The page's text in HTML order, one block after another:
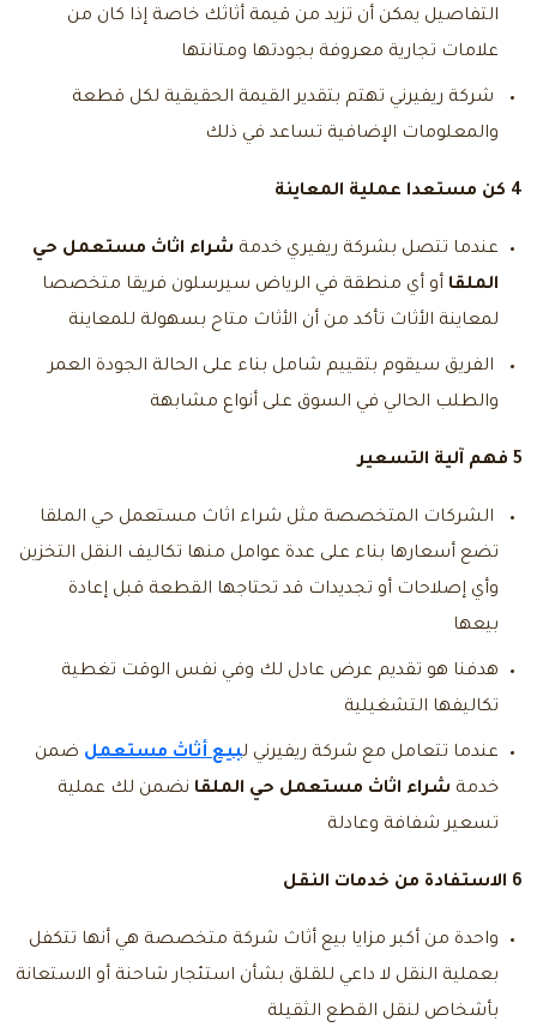
التفاصيل يمكن أن تزيد من قيمة أثاثك خاصة إذا كان من
علامات تجارية معروفة بجودتها ومتانتها
شركة ريفيرني تهتم بتقدير القيمة الحقيقية لكل قطعة
والمعلومات الإضافية تساعد في ذلك
4 كن مستعدا عملية المعاينة
عندما تتصل بشركة ريفيري خدمة شراء اثاث مستعمل حي
الملقا أو أي منطقة في الرياض سيرسلون فريقا متخصصا
لمعاينة الأثاث تأكد من أن الأثاث متاح بسهولة للمعاينة
الفريق سيقوم بتقييم شامل بناء على الحالة الجودة العمر
والطلب الحالي في السوق على أنواع مشابهة
5 فهم آلية التسعير
الشركات المتخصصة مثل شراء اثاث مستعمل حي الملقا
تضع أسعارها بناء على عدة عوامل منها تكاليف النقل التخزين
وأي إصلاحات أو تجديدات قد تحتاجها القطعة قبل إعادة
بيعها
هدفنا هو تقديم عرض عادل لك وفي نفس الوقت تغطية
تكاليفها التشغيلية
عندما تتعامل مع شركة ريفيرني لبيع أثاث مستعمل ضمن
خدمة شراء اثاث مستعمل حي الملقا نضمن لك عملية
تسعير شفافة وعادلة
6 الاستفادة من خدمات النقل
واحدة من أكبر مزايا بيع أثاث شركة متخصصة هي أنها تتكفل
بعملية النقل لا داعي للقلق بشأن استئجار شاحنة أو الاستعانة
بأشخاص لنقل القطع الثقيلة